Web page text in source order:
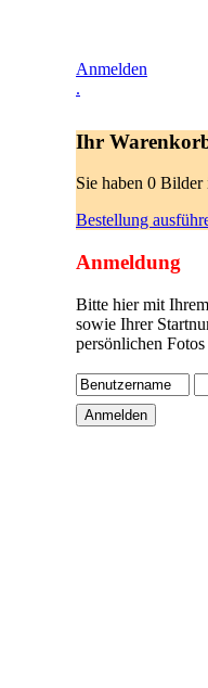
Anmelden
.
Ihr
Sie haben 0
Bestellung
Anmeldung
Bitte hier mit
sowie Ihrer
persönlichen Fotos